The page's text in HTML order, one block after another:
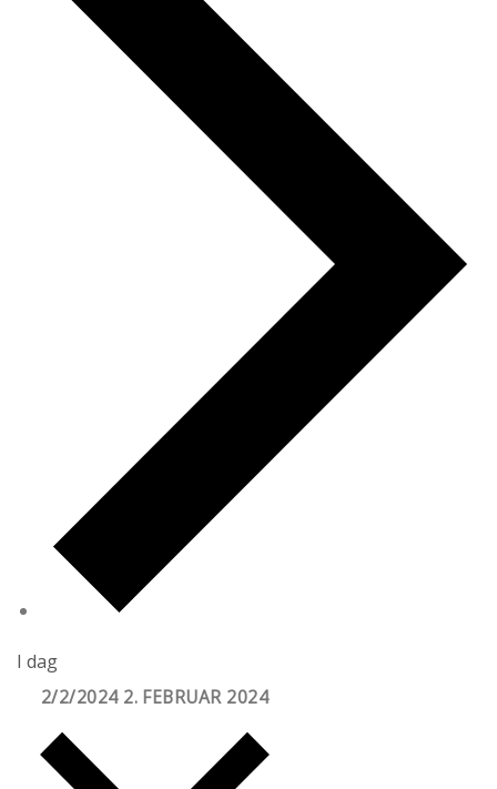
I dag
2/2/2024 2. FEBRUAR 2024